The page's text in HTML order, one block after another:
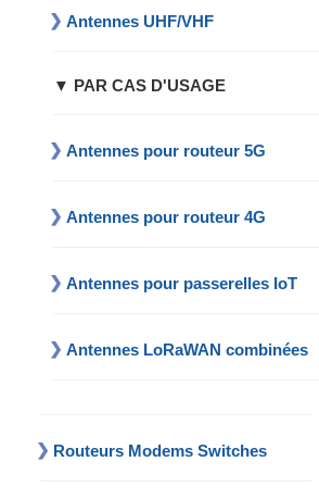
Antennes UHF/VHF
▼ PAR CAS D'USAGE
Antennes pour routeur 5G
Antennes pour routeur 4G
Antennes pour passerelles IoT
Antennes LoRaWAN combinées
Routeurs Modems Switches